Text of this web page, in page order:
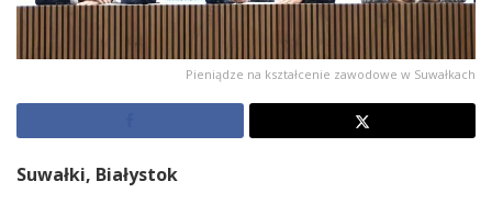
Pieniądze na kształcenie zawodowe w Suwałkach
Suwałki, Białystok